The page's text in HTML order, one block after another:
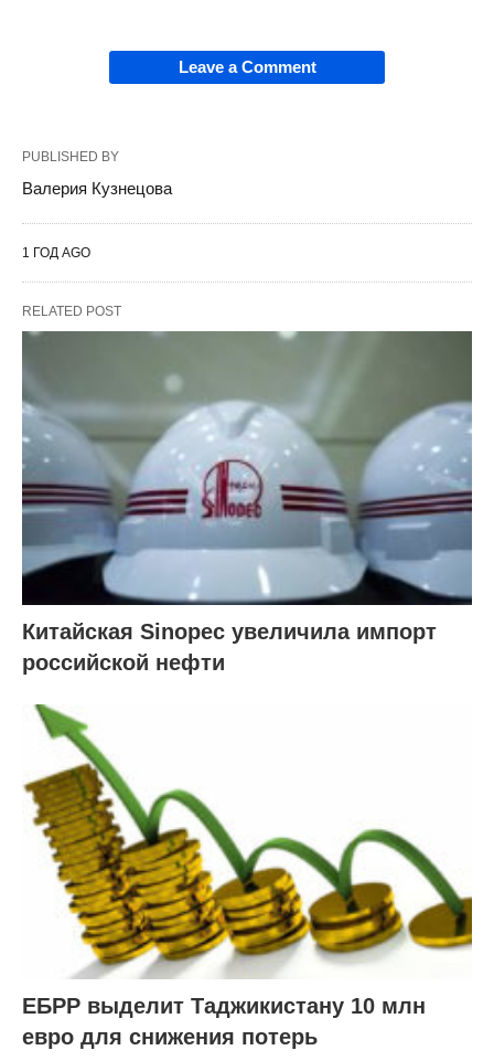
Leave a Comment
PUBLISHED BY
Валерия Кузнецова
1 ГОД AGO
RELATED POST
Китайская Sinopec увеличила импорт
российской нефти
ЕБРР выделит Таджикистану 10 млн
евро для снижения потерь